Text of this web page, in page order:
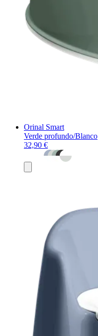
Orinal Smart
Verde profundo/Blanco
32,90 €
al